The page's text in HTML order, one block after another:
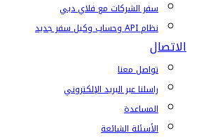
سفر الشركات مع فلاي دبي
نظام API وحساب وكيل سفر جديد
الاتصال
تواصل معنا
راسلنا عبر البريد الإلكتروني
المساعدة
الأسئلة الشائعة